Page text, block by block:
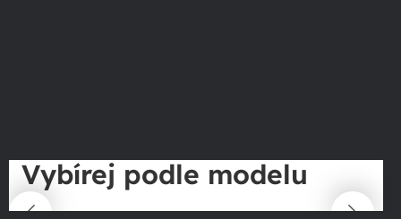
Vybírej podle modelu